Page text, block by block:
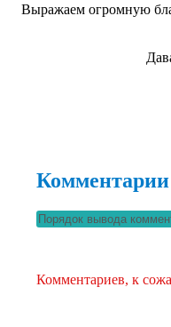
Выражаем огромную
Комментарии
Комментариев, к